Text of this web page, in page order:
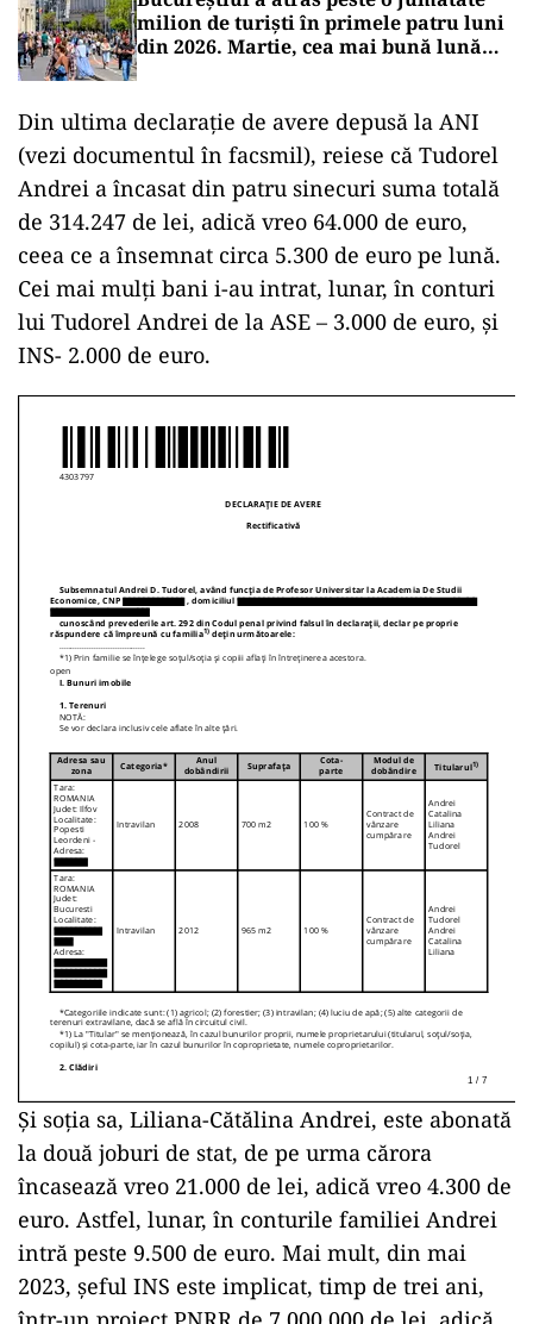
milion de turiști în primele patru luni
din 2026. Martie, cea mai bună lună
Din ultima declarație de avere depusă la ANI
(vezi documentul în facsmil), reiese că Tudorel
Andrei a încasat din patru sinecuri suma totală
de 314.247 de lei, adică vreo 64.000 de euro,
ceea ce a însemnat circa 5.300 de euro pe lună.
Cei mai mulți bani i-au intrat, lunar, în conturi
lui Tudorel Andrei de la ASE – 3.000 de euro, și
INS- 2.000 de euro.
Și soția sa, Liliana-Cătălina Andrei, este abonată
la două joburi de stat, de pe urma cărora
încasează vreo 21.000 de lei, adică vreo 4.300 de
euro. Astfel, lunar, în conturile familiei Andrei
intră peste 9.500 de euro. Mai mult, din mai
2023, șeful INS este implicat, timp de trei ani,